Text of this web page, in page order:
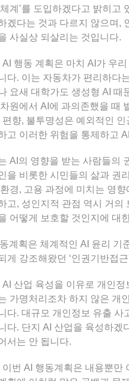
계’를 도입하겠다고 밝히고
겠다는 것과 다르지 않으며,
사실상 되살리는 것입니다.
AI 행동 계획은 마치 AI가 우
다. 이는 자동차가 편리하다
요새 대학가도 생성형 AI 때
원에서 AI에 과의존했을 때
편향, 불투명성은 예외적인
고 이러한 위험을 통제하고
AI의 영향을 받는 사람들의
을 비롯한 시민들의 삶과 권
경, 고용 과정에 미치는 영
고, 성인지적 관점 역시 거의
어떻게 보호할 것인지에 대
계획은 체계적인 AI 윤리 기
게 강조해왔던 ‘인권기반접근
AI 산업 육성을 이유로 개인
가명처리조차 하지 않은 개
다. 대규모 개인정보 유출
다. 단지 AI 산업을 육성하겠
서는 안 됩니다.
이번 AI 행동계획은 내용뿐만